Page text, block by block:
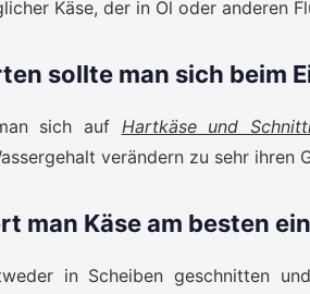
Käse, der in Öl oder anderen
sollte man sich beim
sich auf Hartkäse und
verändern zu sehr ihren
man Käse am besten
in Scheiben geschnitten